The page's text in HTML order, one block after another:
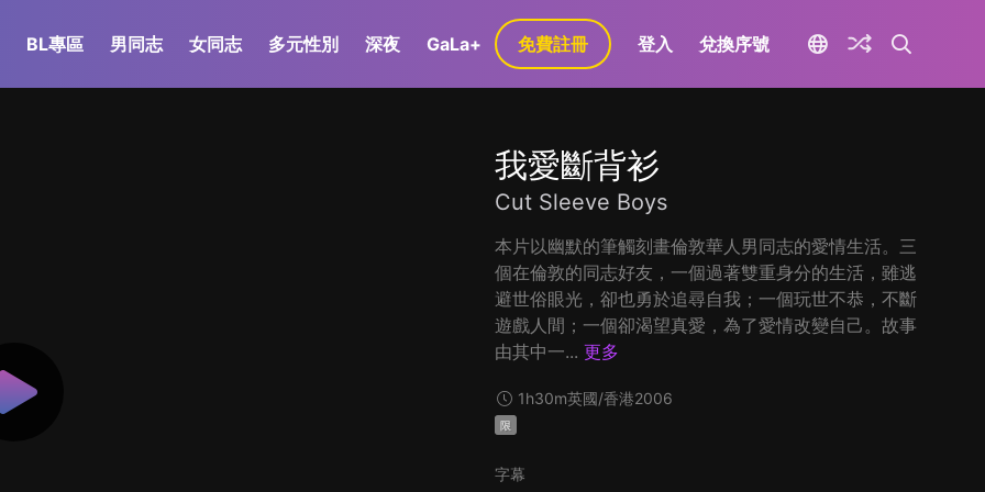
BL專區 男同志 女同志 多元性別 深夜 GaLa+ 免費註冊 登入 兌換序號
我愛斷背衫
Cut Sleeve Boys
本片以幽默的筆觸刻畫倫敦華人男同志的愛情生活。三
個在倫敦的同志好友，一個過著雙重身分的生活，雖逃
避世俗眼光，卻也勇於追尋自我；一個玩世不恭，不斷
遊戲人間；一個卻渴望真愛，為了愛情改變自己。故事
由其中一... 更多
1h30m英國/香港2006
限
字幕